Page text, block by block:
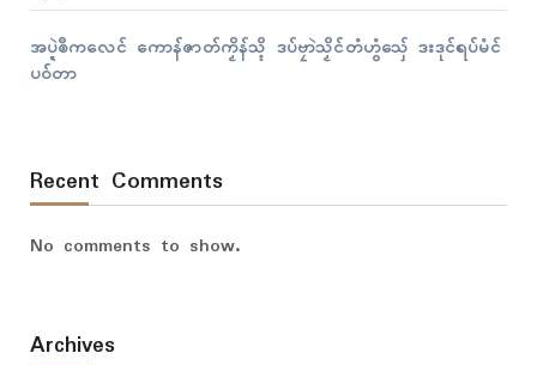
အပ္ဍဲၜဳကလေၚ် ကောန်ဇာတ်ကၟိန်သ္ၚိ ဒပ်ဗၠာဲသၟိၚ်တံဟွံသှ်ေ ဒးဒုၚ်ရပ်မံၚ်
ပဝ်တာ
Recent Comments
No comments to show.
Archives